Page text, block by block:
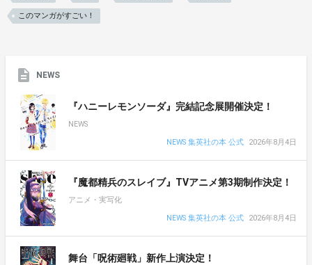
このマンガがすごい！
NEWS
『ハニーレモンソーダ』完結記念展開催決定！
NEWS
NEWS 集英社の本 公式
2026年8月4日
『魔都精兵のスレイブ』TVアニメ第3期制作決定！
アニメ・実写化
NEWS 集英社の本 公式
2026年8月4日
舞台「呪術廻戦」新作上演決定！